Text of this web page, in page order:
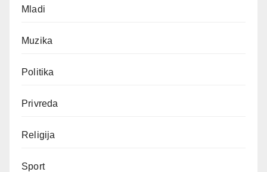
Mladi
Muzika
Politika
Privreda
Religija
Sport